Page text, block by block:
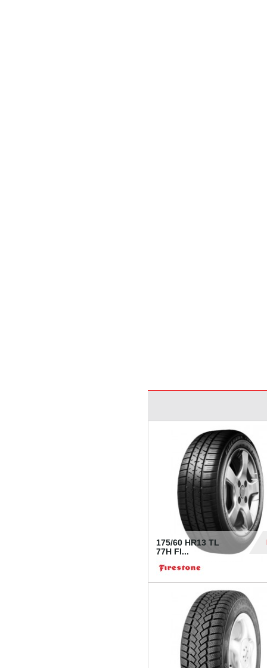
175/60 HR13 TL
77H FI...